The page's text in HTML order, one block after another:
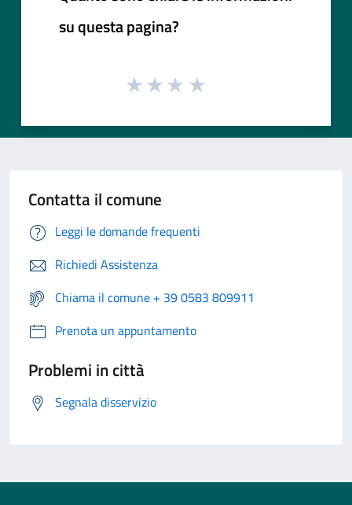
su questa pagina?
Contatta il comune
Leggi le domande frequenti
Richiedi Assistenza
Chiama il comune + 39 0583 809911
Prenota un appuntamento
Problemi in città
Segnala disservizio